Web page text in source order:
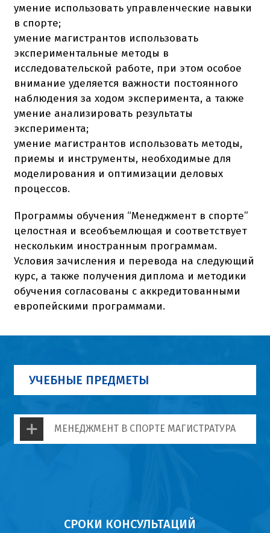
умение использовать управленческие навыки
в спорте;
умение магистрантов использовать
экспериментальные методы в
исследовательской работе, при этом особое
внимание уделяется важности постоянного
наблюдения за ходом эксперимента, а также
умение анализировать результаты
эксперимента;
умение магистрантов использовать методы,
приемы и инструменты, необходимые для
моделирования и оптимизации деловых
процессов.
Программы обучения “Менеджмент в спорте”
целостная и всеобъемлющая и соответствует
нескольким иностранным программам.
Условия зачисления и перевода на следующий
курс, а также получения диплома и методики
обучения согласованы с аккредитованными
европейскими программами.
УЧЕБНЫЕ ПРЕДМЕТЫ
МЕНЕДЖМЕНТ В СПОРТЕ МАГИСТРАТУРА
СРОКИ КОНСУЛЬТАЦИЙ